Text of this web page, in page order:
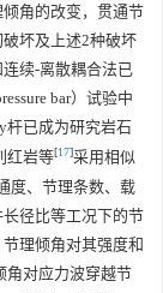
角的改变，贯通节
坏及上述2种破坏
续-离散耦合法已
bar）试验中
杆已成为研究岩石
红岩等[17]采用相似
度、节理条数、载
径比等工况下的节
理倾角对其强度和
角对应力波穿越节